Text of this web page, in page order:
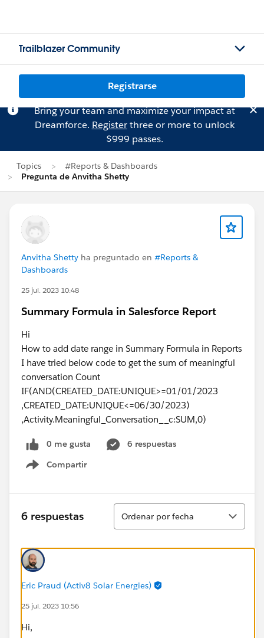
Trailblazer Community
Registrarse
Bring your team and maximize your impact at
Dreamforce. Registerthree or more to unlock
$999 passes.
Topics
#Reports & Dashboards
Pregunta de Anvitha Shetty
Anvitha Shetty ha preguntado en #Reports &
Dashboards
25 jul. 2023 10:48
Summary Formula in Salesforce Report
Hi
How to add date range in Summary Formula in Reports
I have tried below code to get the sum of meaningful
conversation Count
IF(AND(CREATED_DATE:UNIQUE>=01/01/2023
,CREATED_DATE:UNIQUE<=06/30/2023)
,Activity.Meaningful_Conversation__c:SUM,0)
0 me gusta
6 respuestas
Compartir
Show menu
6 respuestas
Ordenar
Ordenar por fecha
Eric Praud (Activ8 Solar Energies)
25 jul. 2023 10:56
Hi,